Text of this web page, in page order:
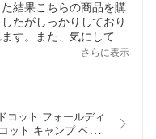
結果こちらの商品を購
たがしっかりしており
す。また、気にしてい
らの商品にしました。
シ音はありません。寝
にもう少し小さくなれ
ズさえ小さくなれば満
さらに表示
コット フォールディ
ット キャンプ ベッ